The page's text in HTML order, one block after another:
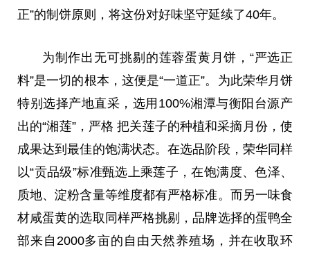
正”的制饼原则，将这份对好味坚守延续了40年。
为制作出无可挑剔的莲蓉蛋黄月饼，“严选正
料”是一切的根本，这便是“一道正”。为此荣华月饼
特别选择产地直采，选用100%湘潭与衡阳台源产
出的“湘莲”，严格 把关莲子的种植和采摘月份，使
成果达到最佳的饱满状态。在选品阶段，荣华同样
以“贡品级”标准甄选上乘莲子，在饱满度、色泽、
质地、淀粉含量等维度都有严格标准。而另一味食
材咸蛋黄的选取同样严格挑剔，品牌选择的蛋鸭全
部来自2000多亩的自由天然养殖场，并在收取环